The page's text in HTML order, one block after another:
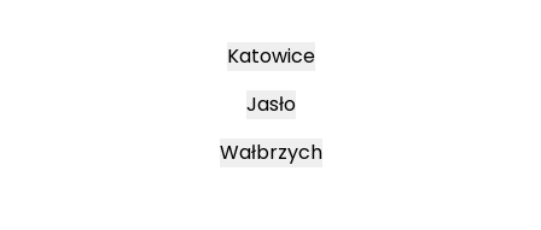
Katowice
Jasło
Wałbrzych